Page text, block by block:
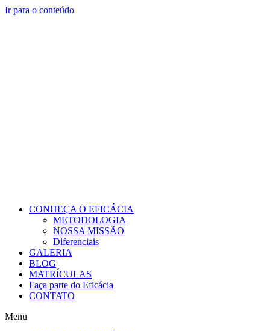
Ir para o conteúdo
CONHEÇA O EFICÁCIA
METODOLOGIA
NOSSA MISSÃO
Diferenciais
GALERIA
BLOG
MATRÍCULAS
Faça parte do Eficácia
CONTATO
Menu